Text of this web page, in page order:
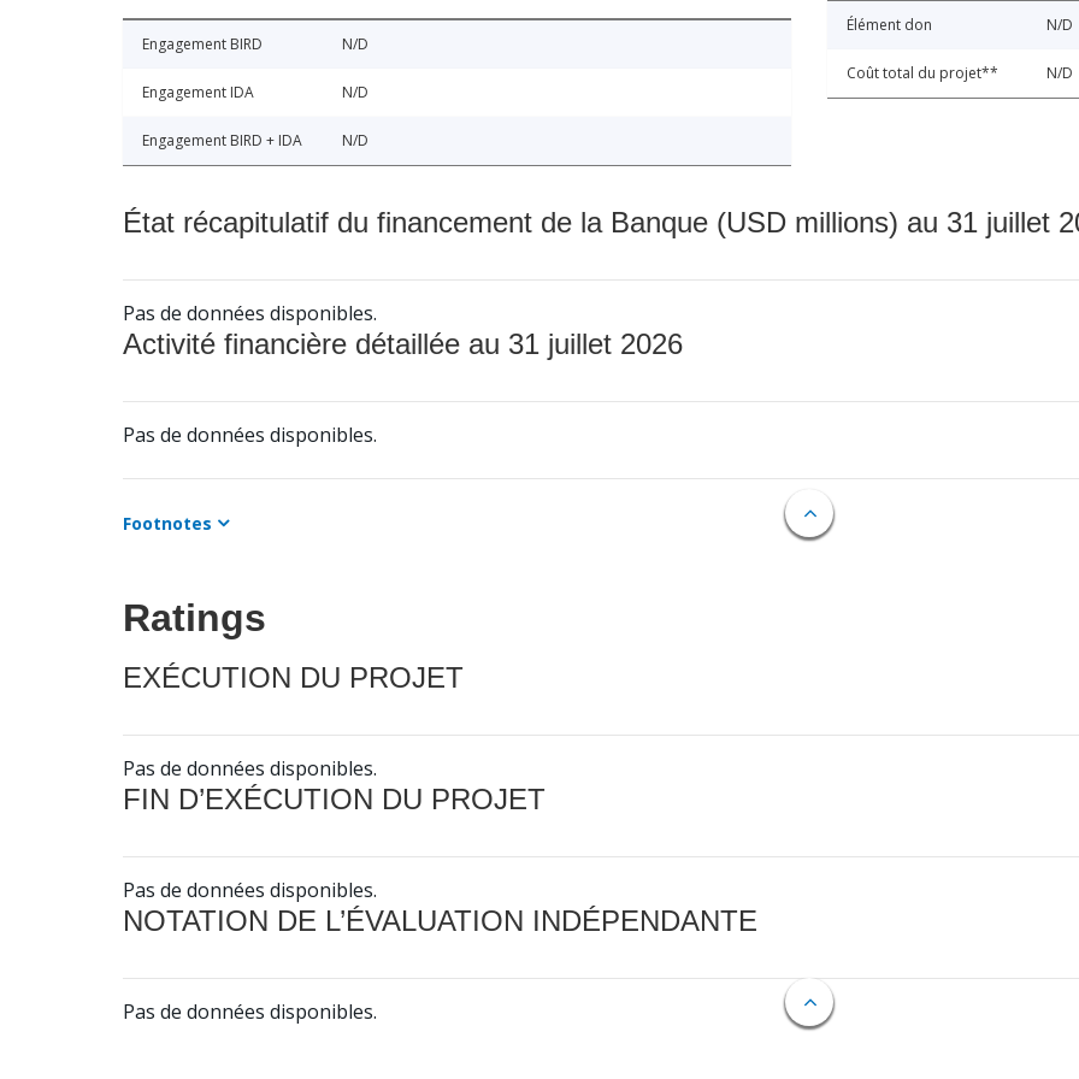
Engagement BIRD N/D
Engagement IDA N/D
Engagement BIRD + IDA N/D
Élément don N/D
Coût total du projet** N/D
État récapitulatif du financement de la Banque (USD millions) au 31 juillet
Pas de données disponibles.
Activité financière détaillée au 31 juillet 2026
Pas de données disponibles.
Footnotes
Ratings
EXÉCUTION DU PROJET
Pas de données disponibles.
FIN D’EXÉCUTION DU PROJET
Pas de données disponibles.
NOTATION DE L’ÉVALUATION INDÉPENDANTE
Pas de données disponibles.